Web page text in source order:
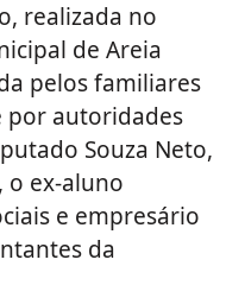
realizada no
de Areia
pelos familiares
por autoridades
Souza Neto,
o ex-aluno
e empresário
da